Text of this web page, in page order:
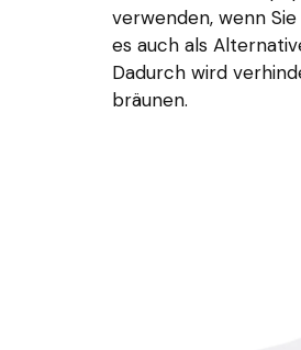
verwenden, wenn
es auch als
Dadurch wird
bräunen.